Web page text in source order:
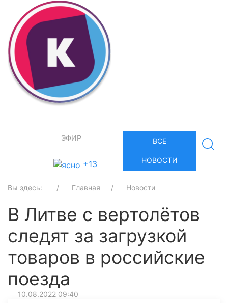
ЭФИР
+13
ВСЕ
НОВОСТИ
Вы здесь: Главная Новости
В Литве с вертолётов
следят за загрузкой
товаров в российские
поезда
10.08.2022 09:40